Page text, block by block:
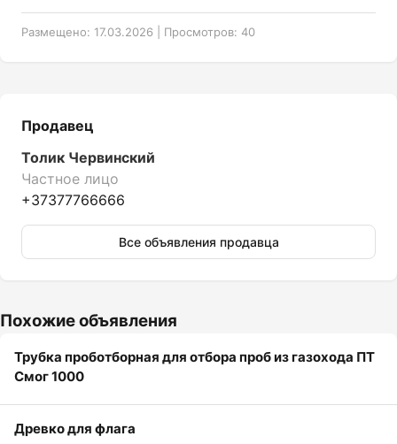
Размещено: 17.03.2026 | Просмотров: 40
Продавец
Толик Червинский
Частное лицо
+37377766666
Все объявления продавца
Похожие объявления
Трубка проботборная для отбора проб из газохода ПТ
Смог 1000
Древко для флага